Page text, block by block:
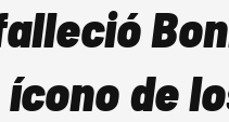
de